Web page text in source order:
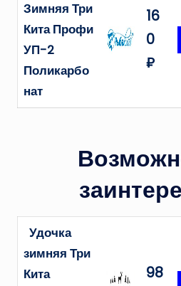
Зимняя Три
Кита Профи
УП-2
Поликарбо
нат
16
0
₽
Удочка
зимняя Три
Кита
98